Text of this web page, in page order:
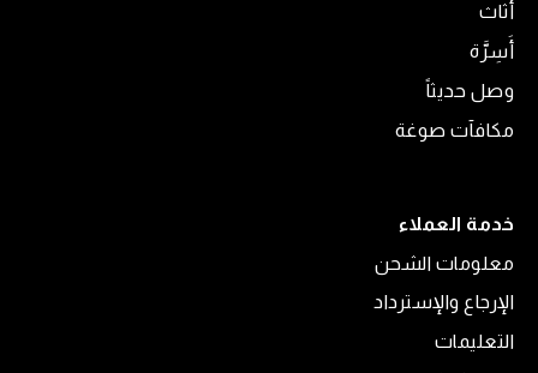
أثاث
أَسِرَّة
وصل حديثاً
مكافآت صوغة
خدمة العملاء
معلومات الشحن
الإرجاع والإسترداد
التعليمات